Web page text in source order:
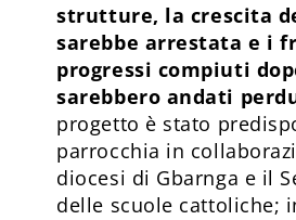
strutture, la crescita
sarebbe arrestata e i
progressi compiuti
sarebbero andati
progetto è stato
parrocchia in
diocesi di Gbarnga e il
delle scuole cattoliche;